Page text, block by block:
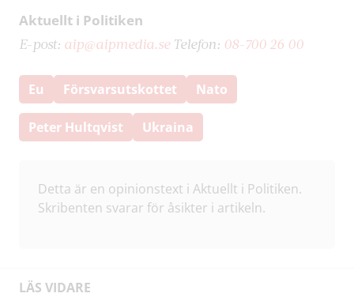
Aktuellt i Politiken
E-post: aip@aipmedia.seTelefon: 08-700 26 00
Eu Försvarsutskottet Nato
Peter Hultqvist Ukraina
Detta är en opinionstext i Aktuellt i Politiken.
Skribenten svarar för åsikter i artikeln.
LÄS VIDARE